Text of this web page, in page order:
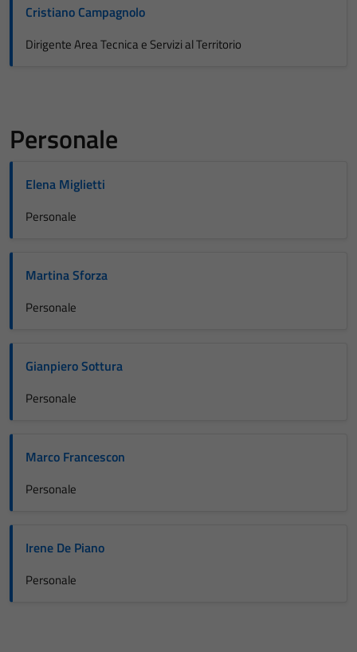
Cristiano Campagnolo
Dirigente Area Tecnica e Servizi al Territorio
Personale
Elena Miglietti
Personale
Martina Sforza
Personale
Gianpiero Sottura
Personale
Marco Francescon
Personale
Irene De Piano
Personale